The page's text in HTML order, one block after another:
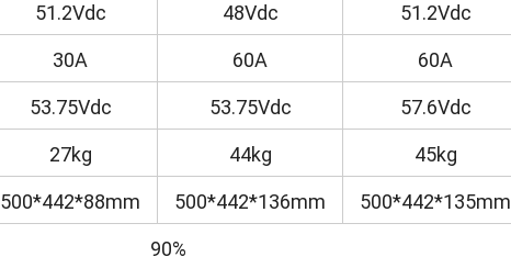
51.2Vdc 48Vdc 51.2Vdc
30A 60A 60A
53.75Vdc 53.75Vdc 57.6Vdc
27kg 44kg 45kg
500*442*88mm 500*442*136mm 500*442*135mm
90%